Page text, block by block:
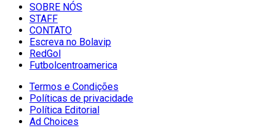
SOBRE NÓS
STAFF
CONTATO
Escreva no Bolavip
RedGol
Futbolcentroamerica
Termos e Condições
Políticas de privacidade
Política Editorial
Ad Choices